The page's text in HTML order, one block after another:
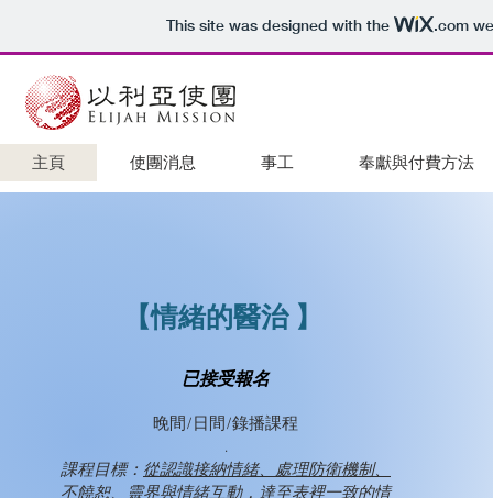
This site was designed with the .com
主頁 使團消息 事工 奉獻與付費方法
【情緒的醫治 】
已接受報名
晚間/日間/錄播課程
.
課程目標： 從認識接納情緒、處理防衛機制、
不饒恕、靈界與情緒互動，達至表裡一致的情